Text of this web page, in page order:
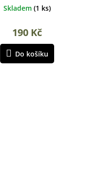
Skladem (1 ks)
190 Kč
Do košíku